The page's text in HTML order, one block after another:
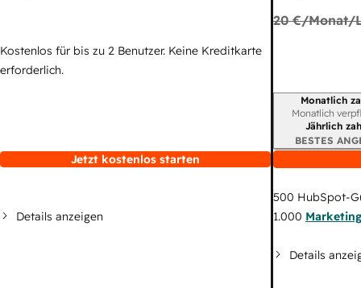
Kostenlos für bis zu 2 Benutzer. Keine Kreditkarte
erforderlich.
Jetzt kostenlos starten
Details anzeigen
20 €/Monat/
Monatlich
Monatlich
Jährlich
BESTES
500 HubSpot-
1.000
Details